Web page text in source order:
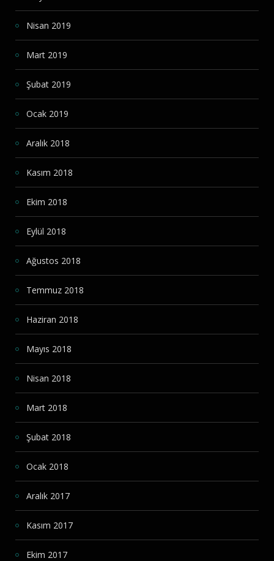
Nisan 2019
Mart 2019
Şubat 2019
Ocak 2019
Aralık 2018
Kasım 2018
Ekim 2018
Eylül 2018
Ağustos 2018
Temmuz 2018
Haziran 2018
Mayıs 2018
Nisan 2018
Mart 2018
Şubat 2018
Ocak 2018
Aralık 2017
Kasım 2017
Ekim 2017